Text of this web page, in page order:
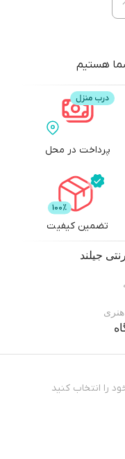
را انتخاب کنید
هستیم
پرداخت در محل
تضمین کیفیت
جیلند
هنری